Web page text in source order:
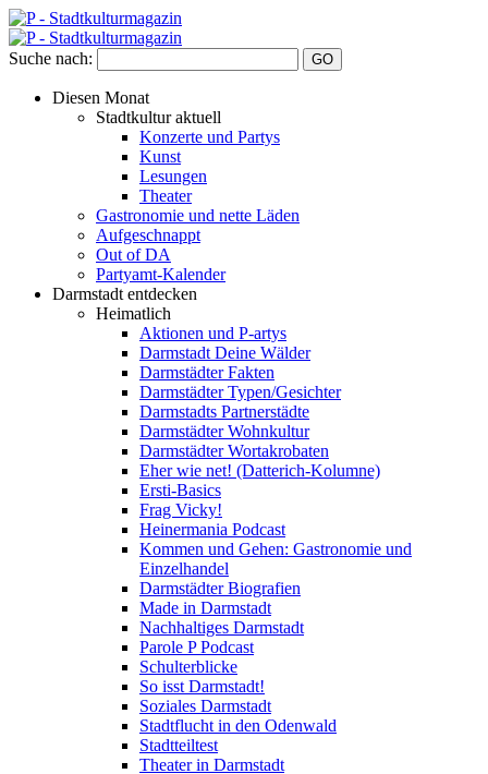
Suche nach:
Diesen Monat
Stadtkultur aktuell
Konzerte und Partys
Kunst
Lesungen
Theater
Gastronomie und nette Läden
Aufgeschnappt
Out of DA
Partyamt-Kalender
Darmstadt entdecken
Heimatlich
Aktionen und P-artys
Darmstadt Deine Wälder
Darmstädter Fakten
Darmstädter Typen/Gesichter
Darmstadts Partnerstädte
Darmstädter Wohnkultur
Darmstädter Wortakrobaten
Eher wie net! (Datterich-Kolumne)
Ersti-Basics
Frag Vicky!
Heinermania Podcast
Kommen und Gehen: Gastronomie und
Einzelhandel
Darmstädter Biografien
Made in Darmstadt
Nachhaltiges Darmstadt
Parole P Podcast
Schulterblicke
So isst Darmstadt!
Soziales Darmstadt
Stadtflucht in den Odenwald
Stadtteiltest
Theater in Darmstadt